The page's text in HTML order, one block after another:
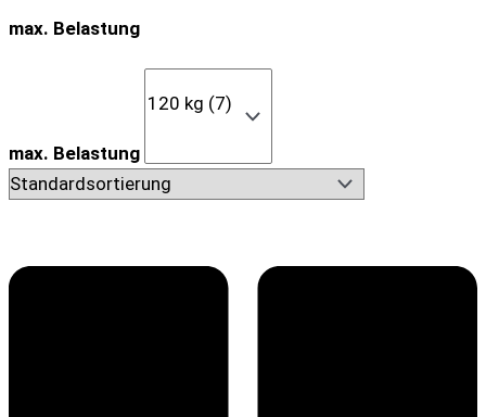
max. Belastung
max. Belastung